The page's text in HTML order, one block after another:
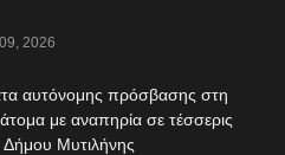
2026
αυτόνομης πρόσβασης στη
με αναπηρία σε τέσσερις
Δήμου Μυτιλήνης